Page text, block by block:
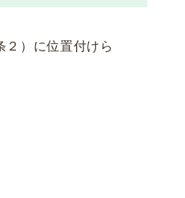
２）に位置付けら